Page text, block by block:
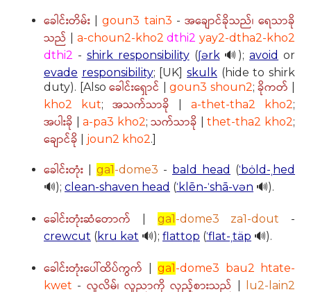
ခေါင်းတိမ်း |goun3 tain3 - အချောင်ခိုသည်၊ ရေသာခို
သည်
a-choun2-kho2 dthi2 yay2-dtha2-kho2
dthi2 - shirk responsibility(ʃərk 🔊);avoid or
evade responsibility; [UK]skulk (hide to shirk
duty). [Alsoခေါင်းရှောင် |goun3 shoun2;ခိုကတ်
kho2 kut; အသက်သာခို a-thet-tha2 kho2;
အပါးခို |a-pa3 kho2;သက်သာခို |thet-tha2 kho2;
ချောင်ခို joun2 kho2.]
ခေါင်းတုံး ga1-dome3 - bald head (ˈbȯld-ˌhed
🔊); clean-shaven head (ˈklēn-ˈshā-vən 🔊).
ခေါင်းတုံးဆံတောက် ga1-dome3 za1-dout -
crewcut (kru kət 🔊); flattop (ˈflat-ˌtäp 🔊).
ခေါင်းတုံးပေါ်ထိပ်ကွက် ga1-dome3 bau2 htate-
kwet - လူလိမ်၊ လူညာကို လှည့်စားသည်
lu2-lain2